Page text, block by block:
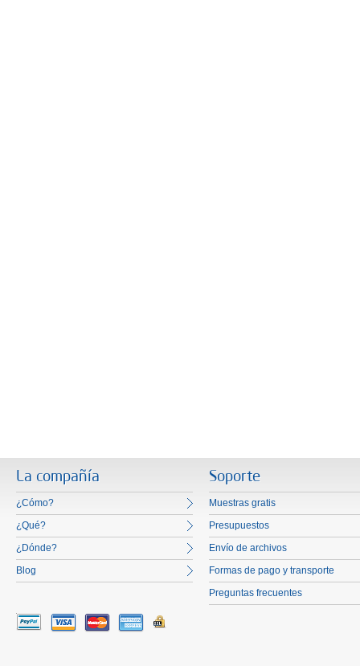
La compañía
¿Cómo?
¿Qué?
¿Dónde?
Blog
Soporte
Muestras gratis
Presupuestos
Envío de archivos
Formas de pago y transporte
Preguntas frecuentes